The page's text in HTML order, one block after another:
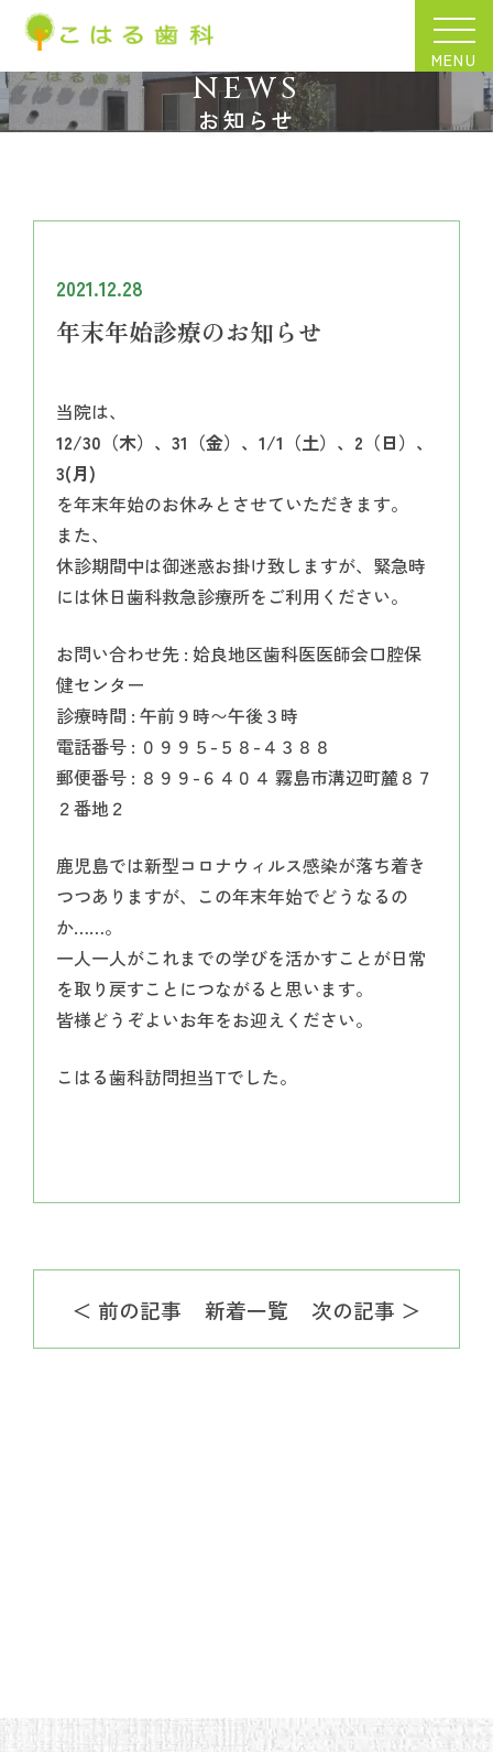
MENU
お知らせ
NEWS
2021.12.28
年末年始診療のお知らせ
当院は、
12/30（木）、31（金）、1/1（土）、2（日）、
3(月)
を年末年始のお休みとさせていただきます。
また、
休診期間中は御迷惑お掛け致しますが、緊急時
には休日歯科救急診療所をご利用ください。
お問い合わせ先 : 姶良地区歯科医医師会口腔保
健センター
診療時間 : 午前９時〜午後３時
電話番号 : ０９９５-５８-４３８８
郵便番号 : ８９９-６４０４ 霧島市溝辺町麓８７
２番地２
鹿児島では新型コロナウィルス感染が落ち着き
つつありますが、この年末年始でどうなるの
か……。
一人一人がこれまでの学びを活かすことが日常
を取り戻すことにつながると思います。
皆様どうぞよいお年をお迎えください。
こはる歯科訪問担当Tでした。
＜ 前の記事 新着一覧 次の記事 ＞